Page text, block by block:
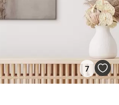
7